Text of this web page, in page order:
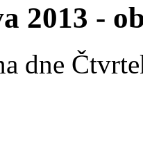
2013 -
dne